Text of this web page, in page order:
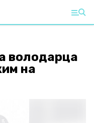
володарца
на